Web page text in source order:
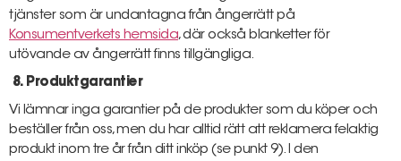
tjänster som är undantagna från ångerrätt på
Konsumentverkets hemsida, där också blanketter för
utövande av ångerrätt finns tillgängliga.
8. Produktgarantier
Vi lämnar inga garantier på de produkter som du köper och
beställer från oss, men du har alltid rätt att reklamera felaktig
produkt inom tre år från ditt inköp (se punkt 9). I den